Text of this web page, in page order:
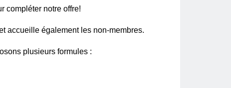
compléter notre offre!
accueille également les non-membres.
plusieurs formules :